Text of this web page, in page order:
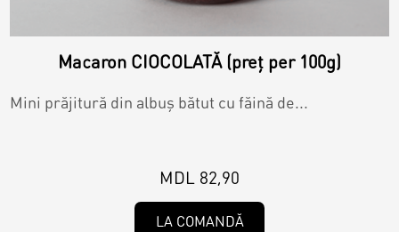
Macaron CIOCOLATĂ (preț per 100g)
Mini prăjitură din albuș bătut cu făină de...
MDL 82,90
LA COMANDĂ